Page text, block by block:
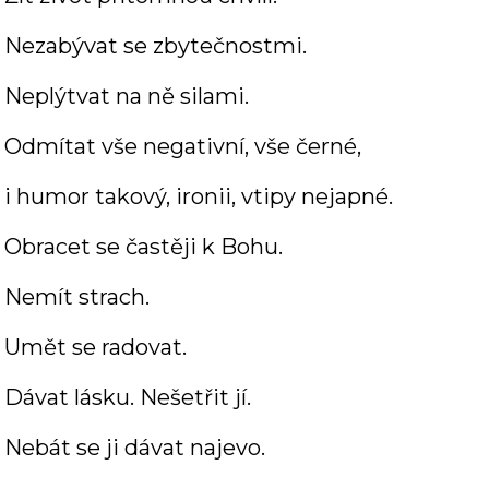
Nezabývat se zbytečnostmi.
Neplýtvat na ně silami.
Odmítat vše negativní, vše černé,
i humor takový, ironii, vtipy nejapné.
Obracet se častěji k Bohu.
Nemít strach.
Umět se radovat.
Dávat lásku. Nešetřit jí.
Nebát se ji dávat najevo.